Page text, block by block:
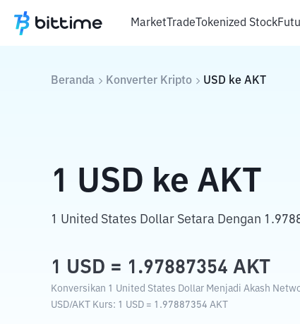
MarketTradeTokenized Stock
Beranda Konverter Kripto USD ke AKT
1 USD ke AKT
1 United States Dollar Setara Dengan
1 USD = 1.97887354 AKT
Konversikan 1 United States Dollar Menjadi Akash
USD/AKT Kurs: 1 USD = 1.97887354 AKT